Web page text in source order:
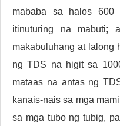
mababa sa halos
itinuturing na mabuti;
makabuluhang at lalong
ng TDS na higit sa
mataas na antas ng
kanais-nais sa mga
sa mga tubo ng tubig,